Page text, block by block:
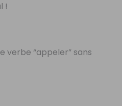
!
verbe “appeler” sans